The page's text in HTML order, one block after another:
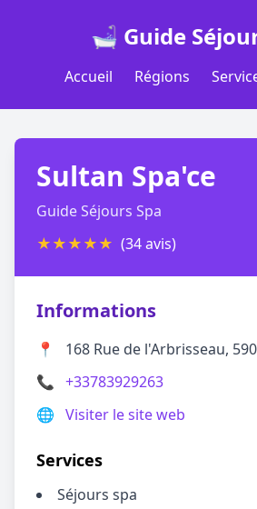
🛁 Guide
Accueil Régions
Sultan Spa'ce
Guide Séjours Spa
★★★★★ (34 avis)
Informations
📍
168 Rue de l'Arbrisseau,
📞 +33783929263
🌐 Visiter le site web
Services
Séjours spa